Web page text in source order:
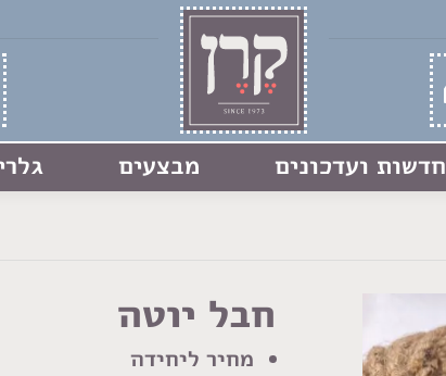
חדשות ועדכונים מבצעים
חבל יוטה
מחיר ליחידה